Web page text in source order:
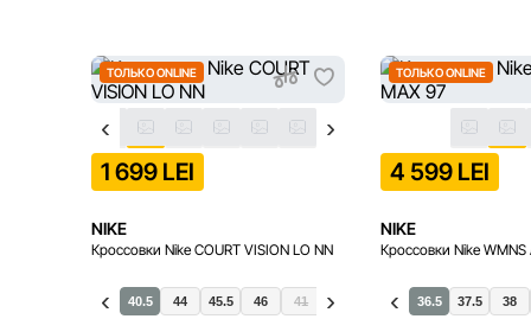
ТОЛЬКО ONLINE
1 699 LEI
NIKE
Кроссовки Nike COURT VISION LO NN
40 40.5 44 45.5 46 41 42.5 43 44.5 45
ТОЛЬКО ONLINE
4 599 LEI
NIKE
Кроссовки Nike WMNS
36.5 37.5 38